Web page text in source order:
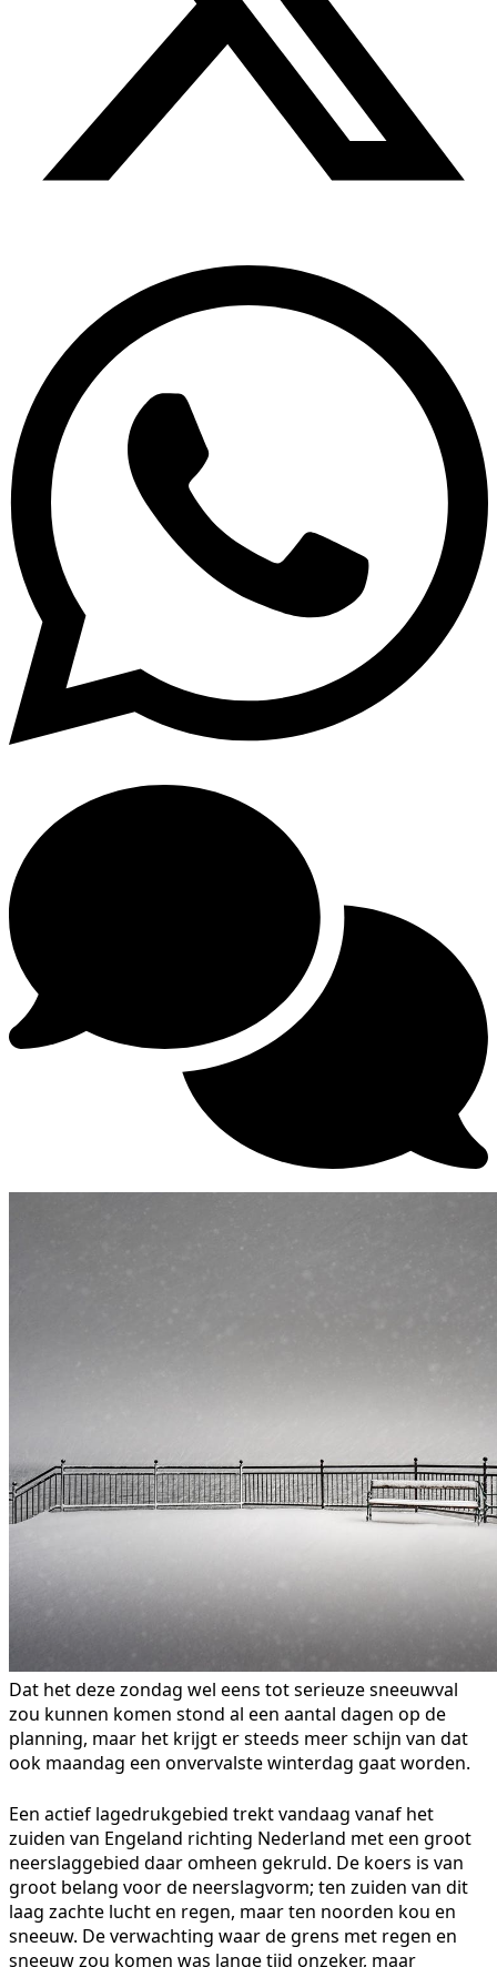
Dat het deze zondag wel eens tot serieuze sneeuwval
zou kunnen komen stond al een aantal dagen op de
planning, maar het krijgt er steeds meer schijn van dat
ook maandag een onvervalste winterdag gaat worden.
Een actief lagedrukgebied trekt vandaag vanaf het
zuiden van Engeland richting Nederland met een groot
neerslaggebied daar omheen gekruld. De koers is van
groot belang voor de neerslagvorm; ten zuiden van dit
laag zachte lucht en regen, maar ten noorden kou en
sneeuw. De verwachting waar de grens met regen en
sneeuw zou komen was lange tijd onzeker, maar